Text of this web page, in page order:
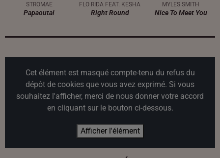
STROMAE
Papaoutai
FLO RIDA FEAT. KESHA
Right Round
MYLES SMITH
Nice To Meet You
Cet élément est masqué compte-tenu du refus du
dépôt de cookies que vous avez exprimé. Si vous
souhaitez l'afficher, merci de nous donner votre accord
en cliquant sur le bouton ci-dessous.
Afficher l'élément